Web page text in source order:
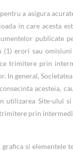
a asigura
in care acesta
publicate
erori sau
trimitere prin
general,
acesteia,
utilizarea Site-ului
trimitere prin
si elementele